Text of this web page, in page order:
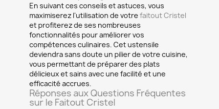
En suivant ces conseils et astuces, vous
maximiserez l'utilisation de votre faitout Cristel
et profiterez de ses nombreuses
fonctionnalités pour améliorer vos
compétences culinaires. Cet ustensile
deviendra sans doute un pilier de votre cuisine,
vous permettant de préparer des plats
délicieux et sains avec une facilité et une
efficacité accrues.
Réponses aux Questions Fréquentes
sur le Faitout Cristel